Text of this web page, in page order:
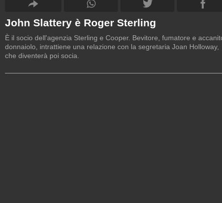
John Slattery è Roger Sterling
È il socio dell'agenzia Sterling e Cooper. Bevitore, fumatore e
donnaiolo, intrattiene una relazione con la segretaria Joan Holloway,
che diventerà poi socia.